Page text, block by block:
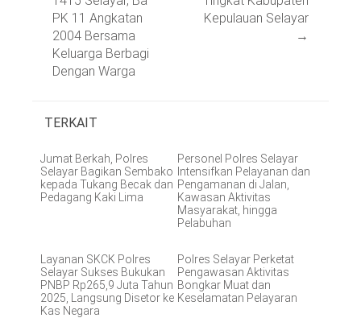
PK 11 Angkatan
2004 Bersama
Keluarga Berbagi
Dengan Warga
Kepulauan Selayar
→
TERKAIT
Jumat Berkah, Polres
Selayar Bagikan Sembako
kepada Tukang Becak dan
Pedagang Kaki Lima
Personel Polres Selayar
Intensifkan Pelayanan dan
Pengamanan di Jalan,
Kawasan Aktivitas
Masyarakat, hingga
Pelabuhan
Layanan SKCK Polres
Selayar Sukses Bukukan
PNBP Rp265,9 Juta Tahun
2025, Langsung Disetor ke
Kas Negara
Polres Selayar Perketat
Pengawasan Aktivitas
Bongkar Muat dan
Keselamatan Pelayaran